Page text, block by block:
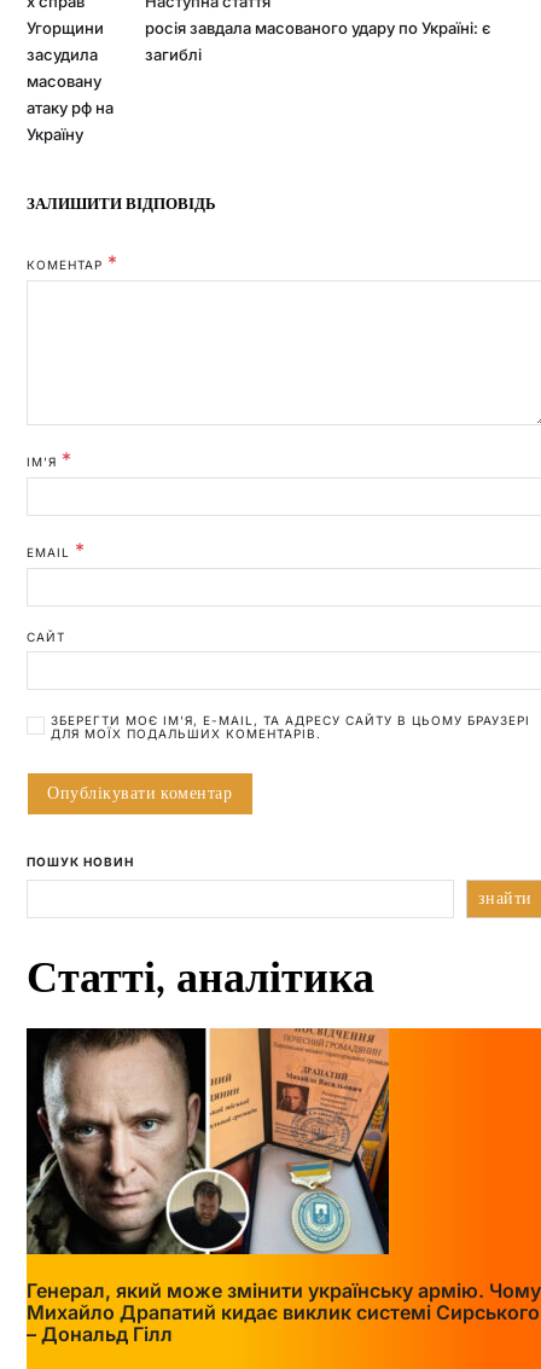
росія завдала масованого удару по Україні: є
загиблі
ЗАЛИШИТИ ВІДПОВІДЬ
КОМЕНТАР *
ІМ'Я *
EMAIL *
САЙТ
ЗБЕРЕГТИ МОЄ ІМ'Я, E-MAIL, ТА АДРЕСУ САЙТУ В ЦЬОМУ БРАУЗЕРІ
ДЛЯ МОЇХ ПОДАЛЬШИХ КОМЕНТАРІВ.
ПОШУК НОВИН
знайти
Статті, аналітика
Генерал, який може змінити українську армію. Чому
Михайло Драпатий кидає виклик системі Сирського
– Дональд Гілл